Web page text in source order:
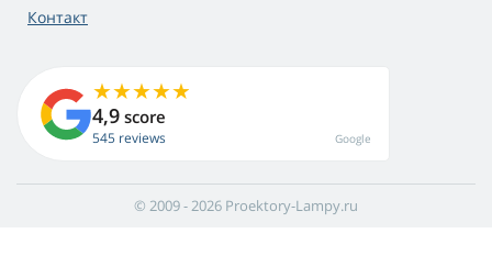
Контакт
4,9 score
545 reviews Google
© 2009 - 2026 Proektory-Lampy.ru